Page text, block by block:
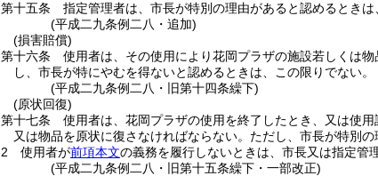
第十五条
指定管理者は、市長が特別の理由があると認めるときは
(平成二九条例二八・追加)
(損害賠償)
第十六条
使用者は、その使用により花岡プラザの施設若しくは
し、市長が特にやむを得ないと認めるときは、この限りでない。
(平成二九条例二八・旧第十四条繰下)
(原状回復)
第十七条
使用者は、花岡プラザの使用を終了したとき、又は使
又は物品を原状に復さなければならない。 ただし、市長が特別の
2
使用者が前項本文の義務を履行しないときは、市長又は指定管
(平成二九条例二八・旧第十五条繰下・一部改正)